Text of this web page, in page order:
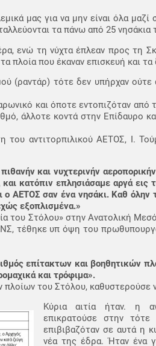
μας για να μην είναι όλα
τα πάνω από 25 νησάκια
ενώ τη νύχτα έπλεαν προς τη
πλοία που έκαναν επισκευή και
(ραντάρ) τότε δεν υπήρχαν
και όποτε εντοπιζόταν από
άλλοτε κοντά στην Επίδαυρο
αντιτορπιλικού ΑΕΤΟΣ, Ι.
και νυχτερινήν
κατόπιν επλησιάσαμε αργά
ΑΕΤΟΣ σαν ένα νησάκι. Καθ όλην
εξοπλισμένα.»
του Στόλου» στην Ανατολική
τέθηκε υπ όψη του
επίτακτων και βοηθητικών
και τρόφιμα».
του Στόλου, καθυστερούσε
Κύρια αιτία ήταν. η
επικρατούσε στην
επιβιβαζόταν σε αυτά η
νέα της έδρα. Ήταν ένα